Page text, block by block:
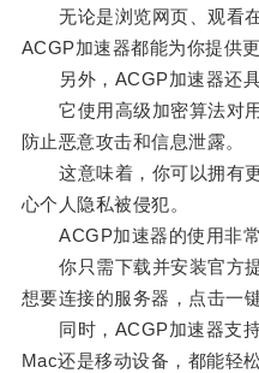
无论是浏览网页、观看在
ACGP加速器都能为你提供
另外，ACGP加速器还具
它使用高级加密算法对用
防止恶意攻击和信息泄露。
这意味着，你可以拥有更
心个人隐私被侵犯。
ACGP加速器的使用非常
你只需下载并安装官方提
想要连接的服务器，点击一
同时，ACGP加速器支持
Mac还是移动设备，都能轻松